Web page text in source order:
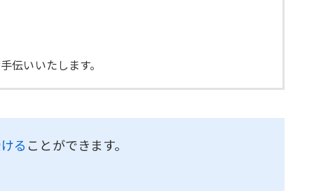
いいたします。
る ことができます。